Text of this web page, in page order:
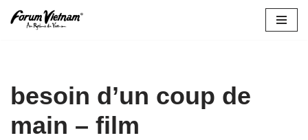
besoin d’un coup de
main – film